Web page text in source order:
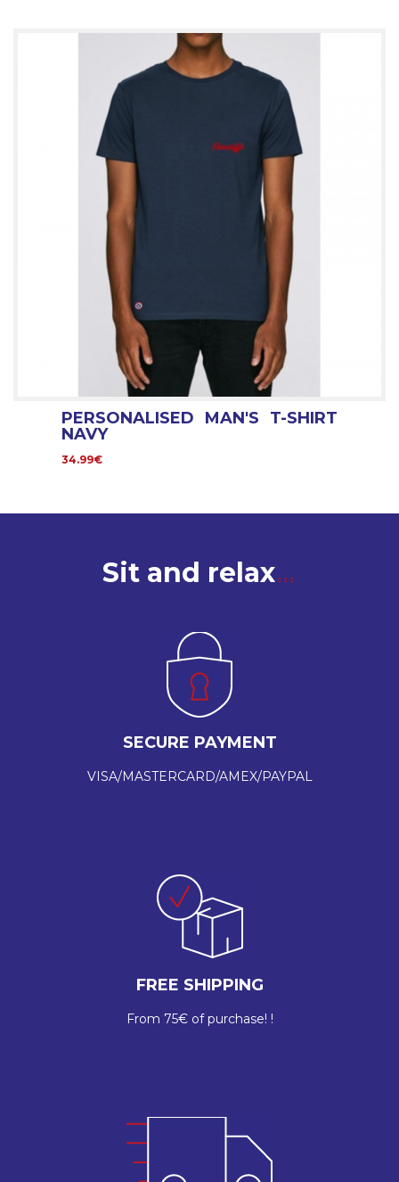
PERSONALISED MAN'S T-SHIRT
NAVY
34.99€
Sit and relax
SECURE PAYMENT
VISA/MASTERCARD/AMEX/PAYPAL
FREE SHIPPING
From 75€ of purchase! !